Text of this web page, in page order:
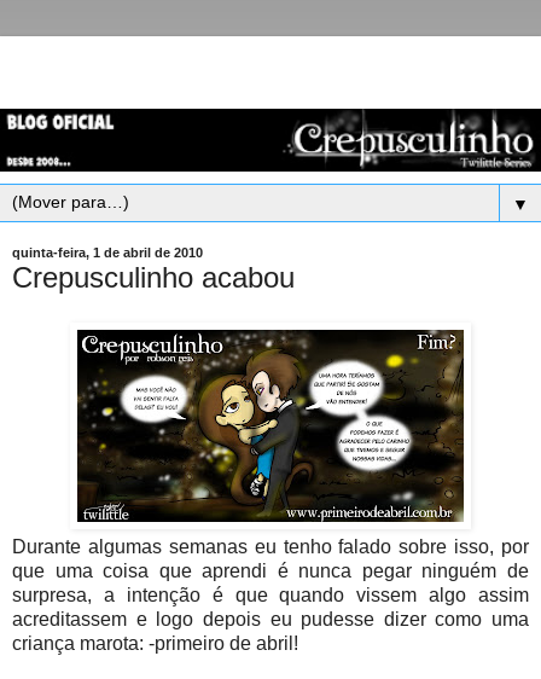
▼
quinta-feira, 1 de abril de 2010
Crepusculinho acabou
Durante algumas semanas eu tenho falado sobre isso, por
que uma coisa que aprendi é nunca pegar ninguém de
surpresa, a intenção é que quando vissem algo assim
acreditassem e logo depois eu pudesse dizer como uma
criança marota: -primeiro de abril!